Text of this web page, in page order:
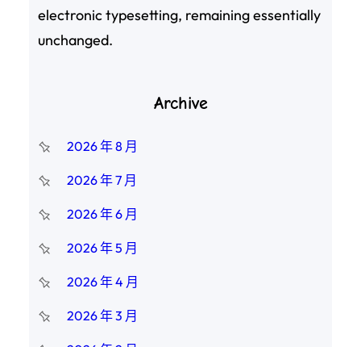
electronic typesetting, remaining essentially
unchanged.
Archive
2026 年 8 月
2026 年 7 月
2026 年 6 月
2026 年 5 月
2026 年 4 月
2026 年 3 月